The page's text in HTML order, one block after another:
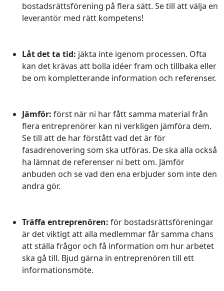
bostadsrättsförening på flera sätt. Se till att välja en
leverantör med rätt kompetens!
Låt det ta tid: jäkta inte igenom processen. Ofta
kan det krävas att bolla idéer fram och tillbaka eller
be om kompletterande information och referenser.
Jämför: först när ni har fått samma material från
flera entreprenörer kan ni verkligen jämföra dem.
Se till att de har förstått vad det är för
fasadrenovering som ska utföras. De ska alla också
ha lämnat de referenser ni bett om. Jämför
anbuden och se vad den ena erbjuder som inte den
andra gör.
Träffa entreprenören: för bostadsrättsföreningar
är det viktigt att alla medlemmar får samma chans
att ställa frågor och få information om hur arbetet
ska gå till. Bjud gärna in entreprenören till ett
informationsmöte.